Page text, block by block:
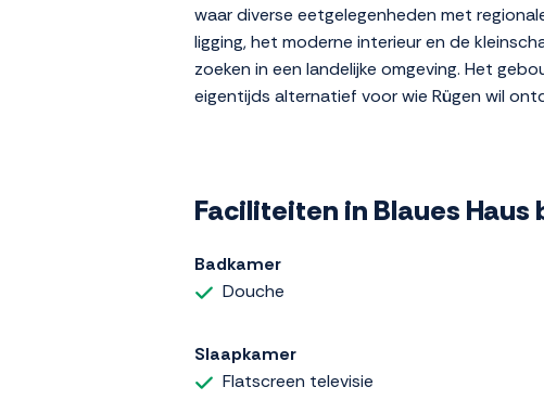
waar diverse eetgelegenheden met
ligging, het moderne interieur en de
zoeken in een landelijke omgeving. Het
eigentijds alternatief voor wie Rügen wil
Faciliteiten in Blaues Haus
Badkamer
Douche
Slaapkamer
Flatscreen televisie